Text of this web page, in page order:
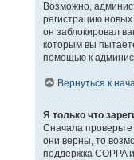
Возможно,
регистрацию
он заблокировал
которым вы
помощью к
Вернуться к
Я только что
Сначала
они верны, то
поддержка COPPA